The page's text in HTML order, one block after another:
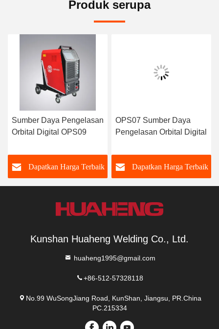
Produk serupa
Sumber Daya Pengelasan
Orbital Digital OPS09
Dapatkan Harga Terbaik
OPS07 Sumber Daya
Pengelasan Orbital Digital
Dapatkan Harga Terbaik
Kunshan Huaheng Welding Co., Ltd.
huaheng1995@gmail.com
+86-512-57328118
No.99 WuSongJiang Road, KunShan, Jiangsu, PR.China
PC.215334